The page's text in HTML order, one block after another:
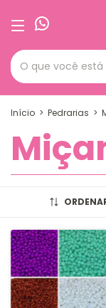
Início > Pedrarias >